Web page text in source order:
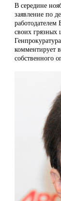
В середине
заявление по
работодателем
своих грязных
комментирует
собственного